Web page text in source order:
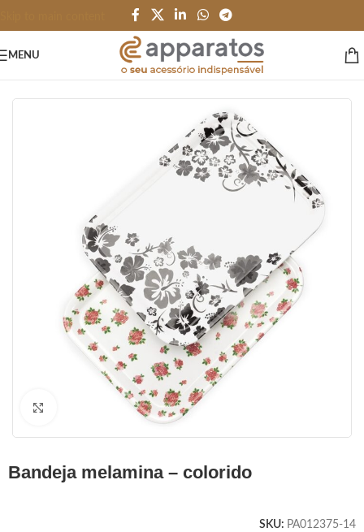
MENU
Clique para ampliar
bandeja melamina – colorido
SKU: PA012375-14